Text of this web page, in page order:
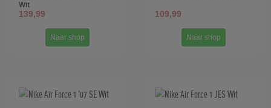
Wit
139,99
Naar shop
109,99
Naar shop